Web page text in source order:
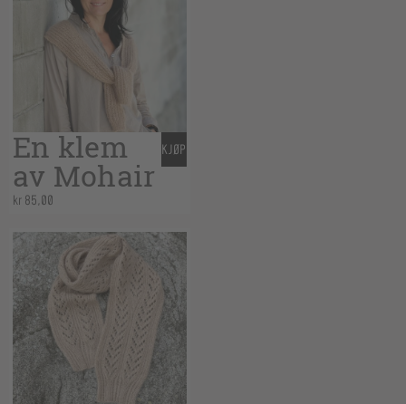
En klem
av Mohair
kr85,00
KJØP